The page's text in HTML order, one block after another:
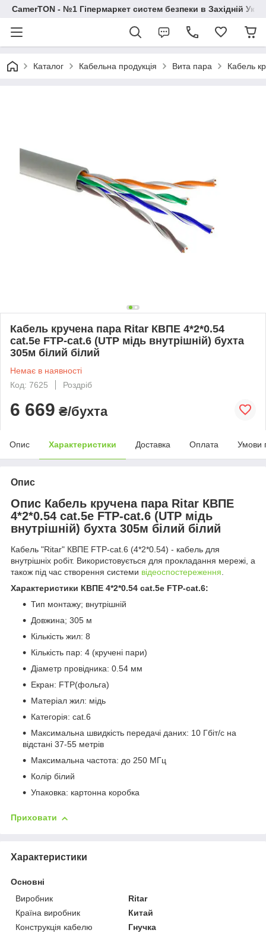
CamerTON - №1 Гіпермаркет систем безпеки в Західній
Каталог Кабельна продукція Вита пара Кабель
Кабель кручена пара Ritar КВПЕ 4*2*0.54
cat.5e FTP-cat.6 (UTP мідь внутрішній) бухта
305м білий білий
Немає в наявності
Код: 7625
Роздріб
6 669 ₴/бухта
Опис Характеристики Доставка Оплата Умови
Опис
Опис Кабель кручена пара Ritar КВПЕ
4*2*0.54 cat.5e FTP-cat.6 (UTP мідь
внутрішній) бухта 305м білий білий
Кабель "Ritar" КВПЕ FTP-cat.6 (4*2*0.54) - кабель для
внутрішніх робіт. Використовується для прокладання мережі, а
також під час створення системи відеоспостереження.
Характеристики КВПЕ 4*2*0.54 cat.5e FTP-cat.6:
Тип монтажу; внутрішній
Довжина; 305 м
Кількість жил: 8
Кількість пар: 4 (кручені пари)
Діаметр провідника: 0.54 мм
Екран: FTP(фольга)
Матеріал жил: мідь
Категорія: cat.6
Максимальна швидкість передачі даних: 10 Гбіт/с на
відстані 37-55 метрів
Максимальна частота: до 250 МГц
Колір білий
Упаковка: картонна коробка
Приховати
Характеристики
Основні
Виробник
Ritar
Країна виробник
Китай
Конструкція кабелю
Гнучка